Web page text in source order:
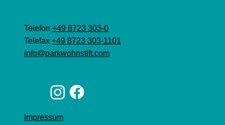
Telefon +49 8723 303-0
Telefax +49 8723 303-1101
info@parkwohnstift.com
Impressum